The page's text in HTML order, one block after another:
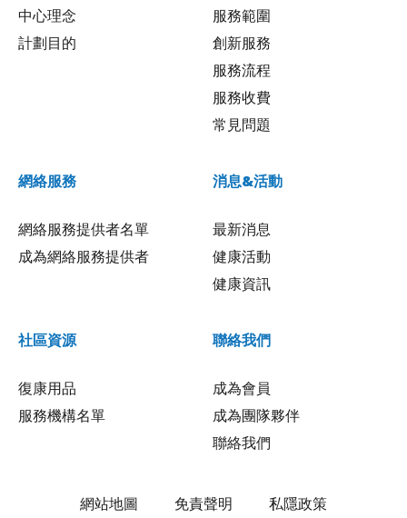
中心理念
計劃目的
服務範圍
創新服務
服務流程
服務收費
常見問題
網絡服務
網絡服務提供者名單
成為網絡服務提供者
消息&活動
最新消息
健康活動
健康資訊
社區資源
復康用品
服務機構名單
聯絡我們
成為會員
成為團隊夥伴
聯絡我們
網站地圖 免責聲明 私隱政策